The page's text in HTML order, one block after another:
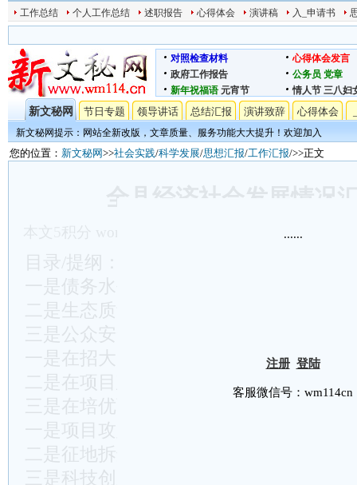
工作总结 个人工作总结 述职报告 心得体会 演讲稿 入_申请书
对照检查材料
心得体会发言
政府工作报告
公务员 党章
新年祝福语 元宵节 情人节 三八妇
新文秘网 节日专题 领导讲话 总结汇报 演讲致辞 心得体会
新文秘网提示：网站全新改版，文章质量、服务功能大大提升！欢迎加入
您的位置： 新文秘网>>社会实践/科学发展/思想汇报/工作汇报/>>正文
目录/提纲：……
一是债务水平保持低位运行
二是生态质量保持较高水平
三是公众安全感指数保持较高水平
一是在招大引强上创新高
二是在项目建设上创新高
三是在培优育强上创新高
一是项目攻坚创造了新速度
二是征地拆迁创造了新速度
三是科技创新创造了新速度
......
注册 登陆
客服微信号：wm114cn